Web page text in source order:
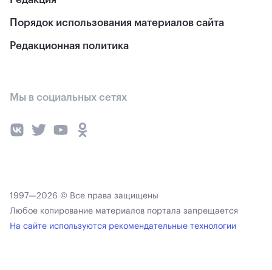
Порядок использования материалов сайта
Редакционная политика
Мы в социальных сетях
1997—2026 © Все права защищены
Любое копирование материалов портала запрещается
На сайте используются рекомендательные технологии